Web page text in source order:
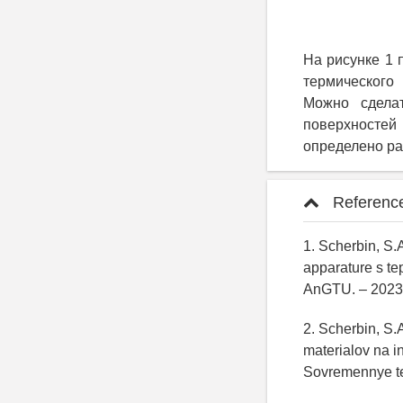
На рисунке 1
Можно
определено
1. Scherbin,
apparature s
AnGTU. –
2. Scherbin,
materialov na
Sovremennye